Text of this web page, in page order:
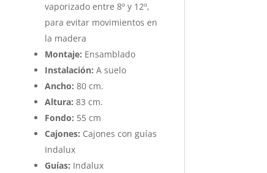
vaporizado entre 8º y 12º,
para evitar movimientos en
la madera
Montaje: Ensamblado
Instalación: A suelo
Ancho: 80 cm.
Altura: 83 cm.
Fondo: 55 cm
Cajones: Cajones con guías
Indalux
Guías: Indalux